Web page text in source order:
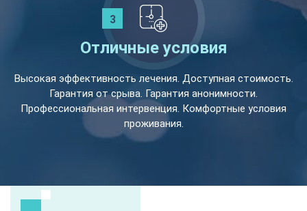
Отличные условия
Высокая эффективность лечения. Доступная стоимость.
Гарантия от срыва. Гарантия анонимности.
Профессиональная интервенция. Комфортные условия
проживания.